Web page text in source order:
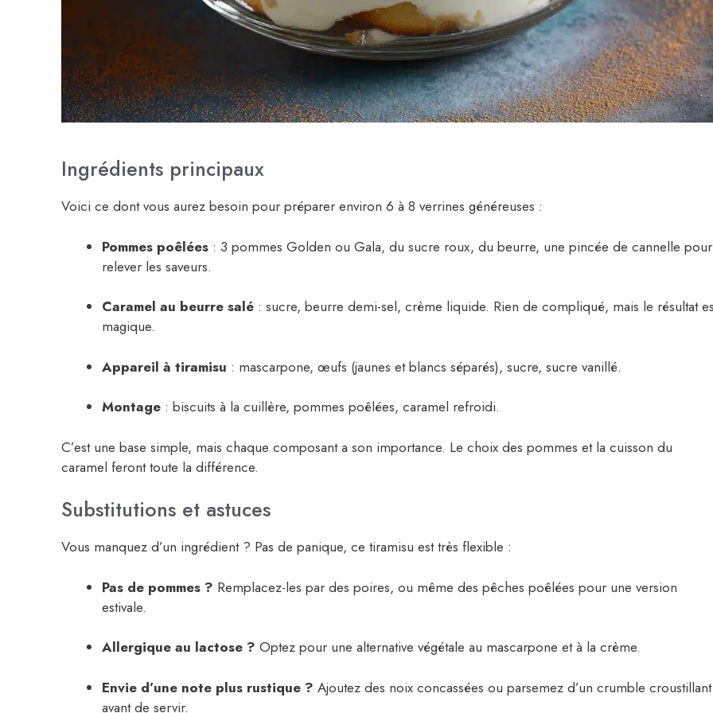
Ingrédients principaux
Voici ce dont vous aurez besoin pour préparer environ 6 à 8 verrines généreuses :
Pommes poêlées : 3 pommes Golden ou Gala, du sucre roux, du beurre, une pincée de cannelle pour
relever les saveurs.
Caramel au beurre salé : sucre, beurre demi-sel, crème liquide. Rien de compliqué, mais le résultat
magique.
Appareil à tiramisu : mascarpone, œufs (jaunes et blancs séparés), sucre, sucre vanillé.
Montage : biscuits à la cuillère, pommes poêlées, caramel refroidi.
C’est une base simple, mais chaque composant a son importance. Le choix des pommes et la cuisson du
caramel feront toute la différence.
Substitutions et astuces
Vous manquez d’un ingrédient ? Pas de panique, ce tiramisu est très flexible :
Pas de pommes ? Remplacez-les par des poires, ou même des pêches poêlées pour une version
estivale.
Allergique au lactose ? Optez pour une alternative végétale au mascarpone et à la crème.
Envie d’une note plus rustique ? Ajoutez des noix concassées ou parsemez d’un crumble croustillant
avant de servir.